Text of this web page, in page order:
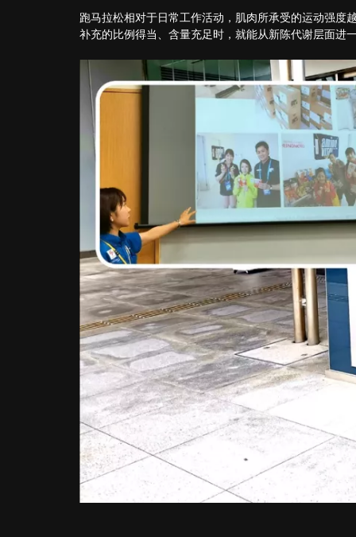
跑马拉松相对于日常工作活动，肌肉所承受的运动强度
补充的比例得当、含量充足时，就能从新陈代谢层面进